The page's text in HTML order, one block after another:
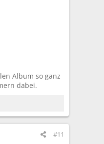
Album so ganz
dabei.
#11